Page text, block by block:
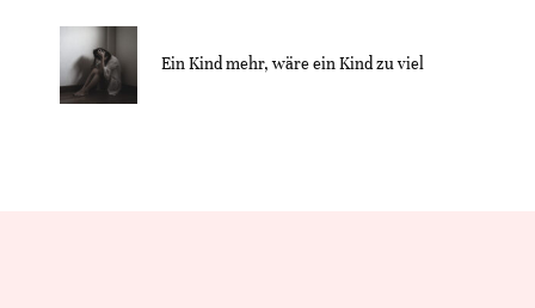
Ein Kind mehr, wäre ein Kind zu viel